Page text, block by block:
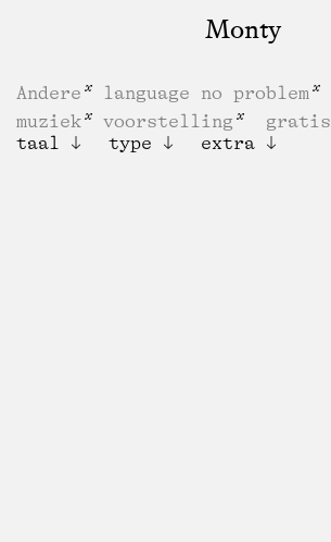
Monty
Andere language no problem
muziek
voorstelling
gratis
taal
type extra